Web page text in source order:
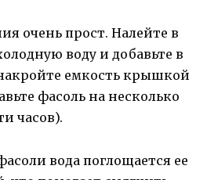
очень прост. Налейте в
воду и добавьте в
емкость крышкой
фасоль на несколько
часов).
вода поглощается ее